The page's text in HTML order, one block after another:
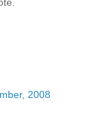
2008